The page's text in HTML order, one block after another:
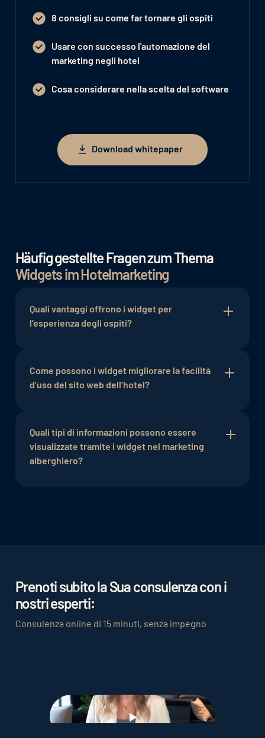
8 consigli su come far tornare gli ospiti
Usare con successo l'automazione del
marketing negli hotel
Cosa considerare nella scelta del software
Download whitepaper
Download whitepaper
Häufig gestellte Fragen zum Thema
Widgets im Hotelmarketing
Quali vantaggi offrono i widget per
l’esperienza degli ospiti?
app mobili, gli ospiti possono accedere in modo
rapido e semplice a servizi, comfort, orari di
lo sforzo per gli ospiti, offrendo allo stesso tempo
una panoramica completa delle offerte dell’hotel.
Gli ospiti possono effettuare prenotazioni,
Come possono i widget migliorare la facilità
d’uso del sito web dell’hotel?
accesso rapido a informazioni e funzionalità
importanti senza dover lasciare la pagina del sito
web.
Quali tipi di informazioni possono essere
visualizzate tramite i widget nel marketing
alberghiero?
Prenoti subito la Sua consulenza con i
nostri esperti:
Consulenza online di 15 minuti, senza impegno
Play